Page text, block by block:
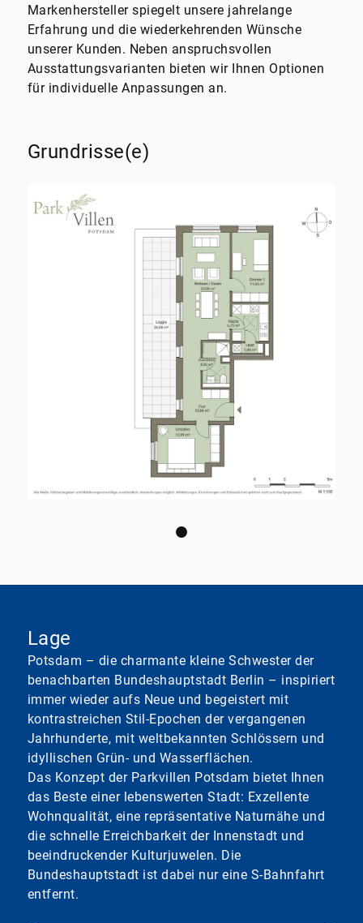
Markenhersteller spiegelt unsere jahrelange
Erfahrung und die wiederkehrenden Wünsche
unserer Kunden. Neben anspruchsvollen
Ausstattungsvarianten bieten wir Ihnen Optionen
für individuelle Anpassungen an.
Grundrisse(e)
Lage
Potsdam – die charmante kleine Schwester der
benachbarten Bundeshauptstadt Berlin – inspiriert
immer wieder aufs Neue und begeistert mit
kontrastreichen Stil-Epochen der vergangenen
Jahrhunderte, mit weltbekannten Schlössern und
idyllischen Grün- und Wasserflächen.
Das Konzept der Parkvillen Potsdam bietet Ihnen
das Beste einer lebenswerten Stadt: Exzellente
Wohnqualität, eine repräsentative Naturnähe und
die schnelle Erreichbarkeit der Innenstadt und
beeindruckender Kulturjuwelen. Die
Bundeshauptstadt ist dabei nur eine S-Bahnfahrt
entfernt.